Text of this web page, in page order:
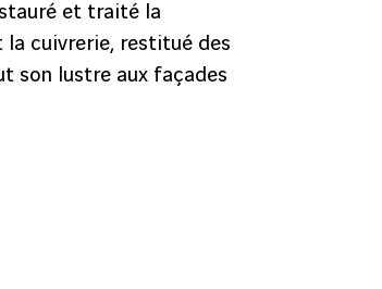
et traité la
cuivrerie, restitué des
son lustre aux façades